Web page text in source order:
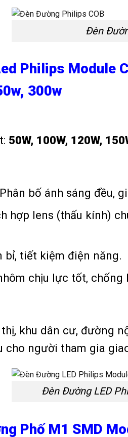
Đèn
Philips Module
300w
50W, 100W, 120W,
Phân bố ánh sáng đều,
hợp lens (thấu kính)
bỉ, tiết kiệm điện năng.
chịu lực tốt, chống
khu dân cư, đường
cho người tham gia
Đèn Đường LED
Phố M1 SMD